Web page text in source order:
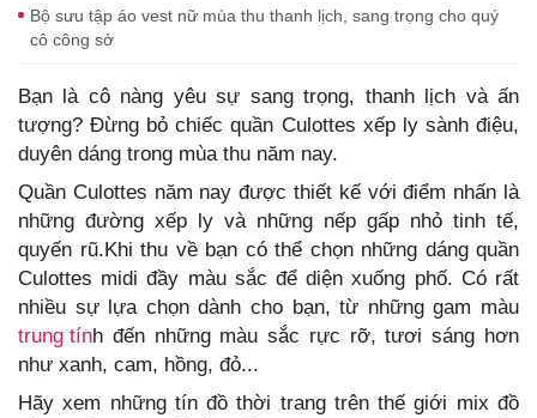
Bộ sưu tập áo vest nữ mùa thu thanh lịch, sang trọng cho quý
cô công sở
Bạn là cô nàng yêu sự sang trọng, thanh lịch và ấn
tượng? Đừng bỏ chiếc quần Culottes xếp ly sành điệu,
duyên dáng trong mùa thu năm nay.
Quần Culottes năm nay được thiết kế với điểm nhấn là
những đường xếp ly và những nếp gấp nhỏ tinh tế,
quyến rũ.Khi thu về bạn có thể chọn những dáng quần
Culottes midi đầy màu sắc để diện xuống phố. Có rất
nhiều sự lựa chọn dành cho bạn, từ những gam màu
trung tính đến những màu sắc rực rỡ, tươi sáng hơn
như xanh, cam, hồng, đỏ...
Hãy xem những tín đồ thời trang trên thế giới mix đồ